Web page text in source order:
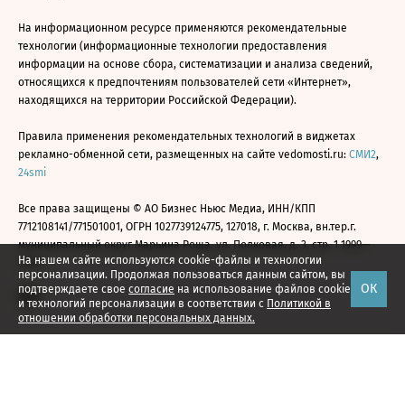
На нашем сайте используются cookie-файлы и технологии
персонализации. Продолжая пользоваться данным сайтом, вы
подтверждаете свое согласие на использование файлов cookie
и технологий персонализации в соответствии с Политикой в
отношении обработки персональных данных.
ОК
На информационном ресурсе применяются рекомендательные
технологии (информационные технологии предоставления
информации на основе сбора, систематизации и анализа сведений,
относящихся к предпочтениям пользователей сети «Интернет»,
находящихся на территории Российской Федерации).
Правила применения рекомендательных технологий в виджетах
рекламно-обменной сети, размещенных на сайте vedomosti.ru: СМИ2,
24smi
Все права защищены © АО Бизнес Ньюс Медиа, ИНН/КПП
7712108141/771501001, ОГРН 1027739124775, 127018, г. Москва, вн.тер.г.
муниципальный округ Марьина Роща, ул. Полковая, д. 3, стр. 1 1999—
2026